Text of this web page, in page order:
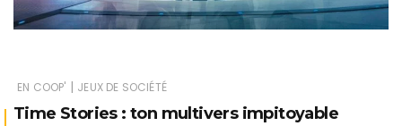
EN COOP' | JEUX DE SOCIÉTÉ
Time Stories : ton multivers impitoyable